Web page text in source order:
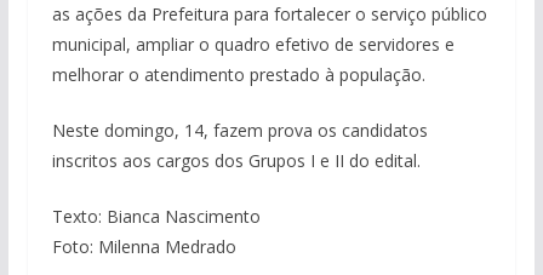
as ações da Prefeitura para fortalecer o serviço público
municipal, ampliar o quadro efetivo de servidores e
melhorar o atendimento prestado à população.
Neste domingo, 14, fazem prova os candidatos
inscritos aos cargos dos Grupos I e II do edital.
Texto: Bianca Nascimento
Foto: Milenna Medrado